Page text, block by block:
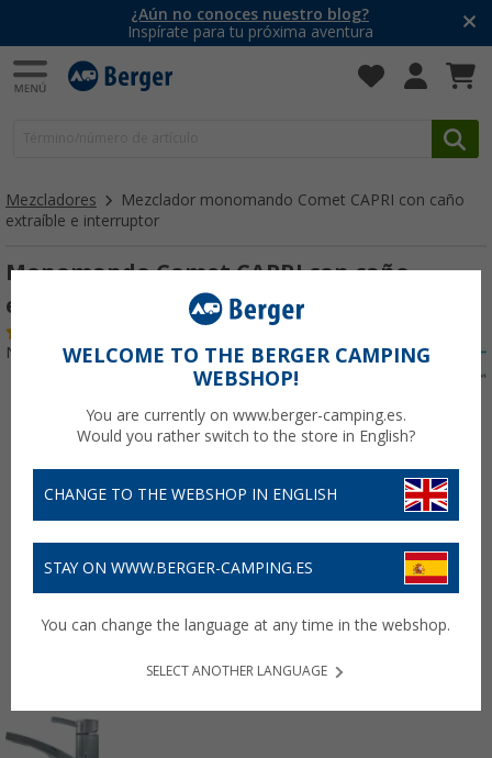
¿Aún no conoces nuestro blog?
Inspírate para tu próxima aventura
Mezcladores
Mezclador monomando Comet CAPRI con caño
extraíble e interruptor
Monomando Comet CAPRI con caño
extraíble e interruptor cromado
Nº de artículo 252941
WELCOME TO THE BERGER CAMPING
WEBSHOP!
You are currently on www.berger-camping.es.
Would you rather switch to the store in English?
CHANGE TO THE WEBSHOP IN ENGLISH
STAY ON WWW.BERGER-CAMPING.ES
You can change the language at any time in the webshop.
SELECT ANOTHER LANGUAGE